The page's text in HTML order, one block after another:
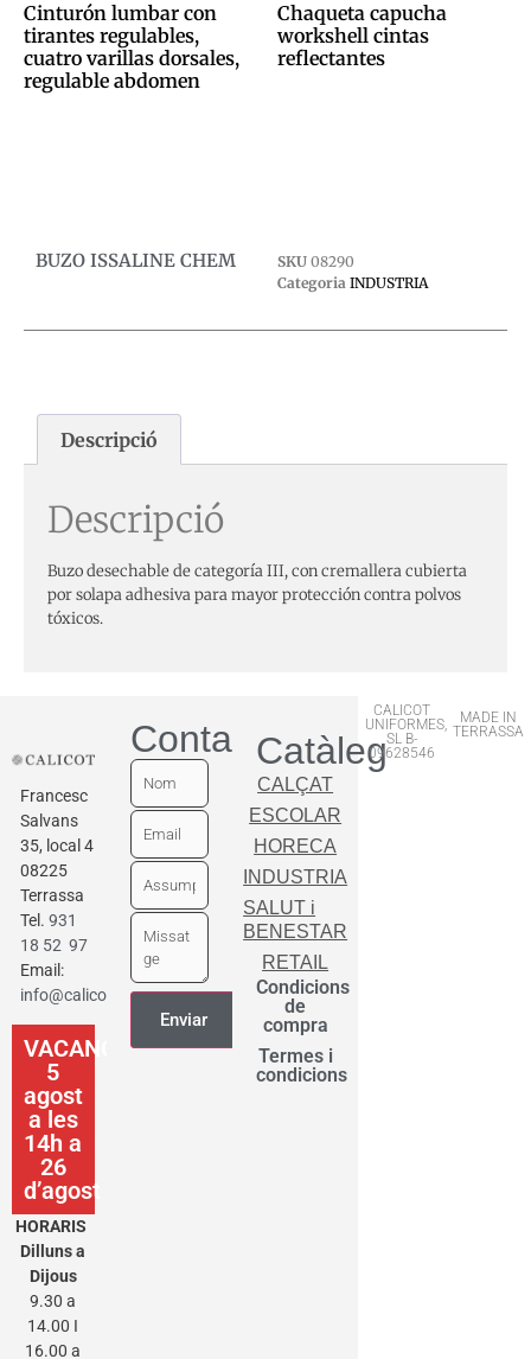
Cinturón lumbar con
tirantes regulables,
cuatro varillas dorsales,
regulable abdomen
Chaqueta capucha
workshell cintas
reflectantes
BUZO ISSALINE CHEM SKU 08290
Categoria INDUSTRIA
Descripció
Descripció
Buzo desechable de categoría III, con cremallera cubierta
por solapa adhesiva para mayor protección contra polvos
tóxicos.
Francesc
Salvans
35, local 4
08225
Terrassa
Tel. 931
18 52 97
Email:
info@calicot.cat
VACANCES
5
agost
a les
14h a
26
d’agost
HORARIS
Dilluns a
Dijous
9.30 a
14.00 I
16.00 a
ContactarCatàleg
CALÇAT
ESCOLAR
HORECA
INDUSTRIA
SALUT i
BENESTAR
RETAIL
Condicions
de
compra
Termes i
condicions
CALICOT
UNIFORMES,
SL B-
09628546
MADE IN
TERRASSA